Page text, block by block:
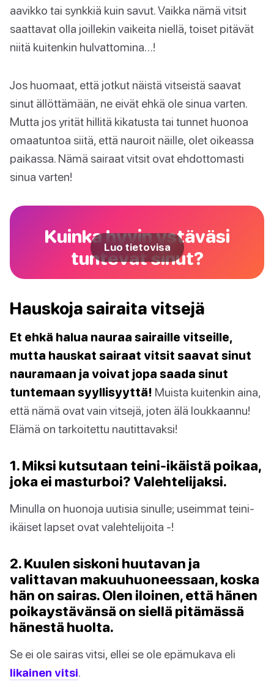
aavikko tai synkkiä kuin savut. Vaikka nämä vitsit
saattavat olla joillekin vaikeita niellä, toiset pitävät
niitä kuitenkin hulvattomina…!
Jos huomaat, että jotkut näistä vitseistä saavat
sinut ällöttämään, ne eivät ehkä ole sinua varten.
Mutta jos yrität hillitä kikatusta tai tunnet huonoa
omaatuntoa siitä, että nauroit näille, olet oikeassa
paikassa. Nämä sairaat vitsit ovat ehdottomasti
sinua varten!
Kuinka hyvin ystäväsi
tuntevat sinut?
Luo tietovisa
Hauskoja sairaita vitsejä
Et ehkä halua nauraa sairaille vitseille,
mutta hauskat sairaat vitsit saavat sinut
nauramaan ja voivat jopa saada sinut
tuntemaan syyllisyyttä! Muista kuitenkin aina,
että nämä ovat vain vitsejä, joten älä loukkaannu!
Elämä on tarkoitettu nautittavaksi!
1. Miksi kutsutaan teini-ikäistä poikaa,
joka ei masturboi? Valehtelijaksi.
Minulla on huonoja uutisia sinulle; useimmat teini-
ikäiset lapset ovat valehtelijoita -!
2. Kuulen siskoni huutavan ja
valittavan makuuhuoneessaan, koska
hän on sairas. Olen iloinen, että hänen
poikaystävänsä on siellä pitämässä
hänestä huolta.
Se ei ole sairas vitsi, ellei se ole epämukava eli
likainen vitsi.